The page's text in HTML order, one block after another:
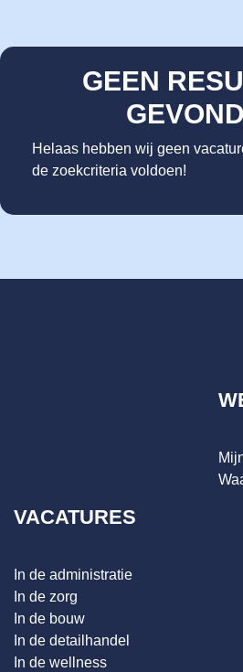
GEEN
Helaas hebben wij geen
de zoekcriteria voldoen!
VACATURES
In de administratie
In de zorg
In de bouw
In de detailhandel
In de wellness